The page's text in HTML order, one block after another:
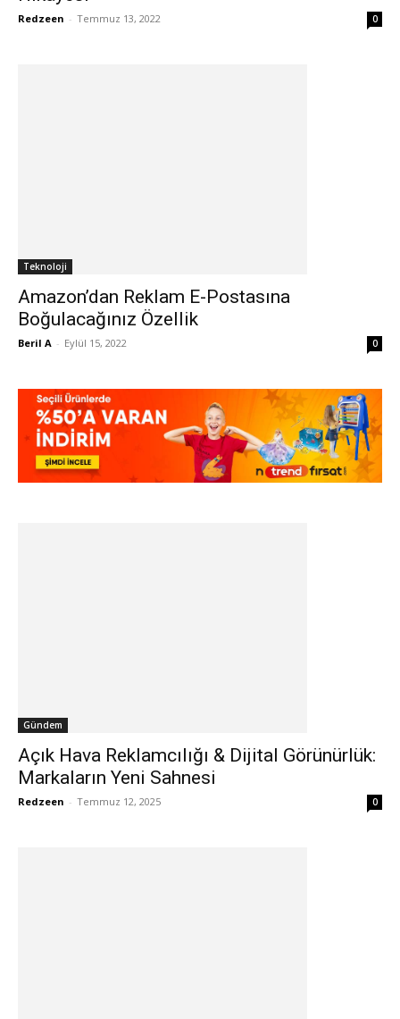
Redzeen - Temmuz 13, 2022 0
Teknoloji
Amazon’dan Reklam E-Postasına
Boğulacağınız Özellik
Beril A - Eylül 15, 2022 0
Gündem
Açık Hava Reklamcılığı & Dijital Görünürlük:
Markaların Yeni Sahnesi
Redzeen - Temmuz 12, 2025 0